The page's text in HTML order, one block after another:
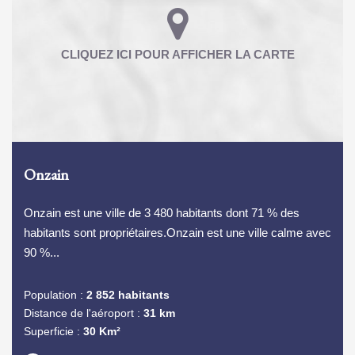
Onzain
Onzain est une ville de 3 480 habitants dont 71 % des
habitants sont propriétaires.Onzain est une ville calme avec
90 %...
Population : 2 852 habitants
Distance de l'aéroport : 31 km
Superficie : 30 Km²